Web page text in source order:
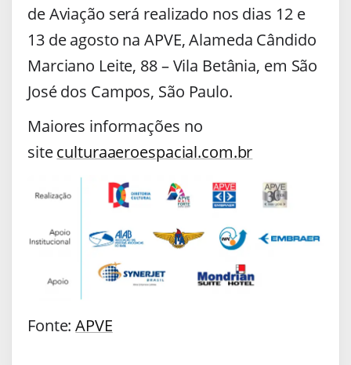
de Aviação será realizado nos dias 12 e
13 de agosto na APVE, Alameda Cândido
Marciano Leite, 88 – Vila Betânia, em São
José dos Campos, São Paulo.
Maiores informações no
siteculturaaeroespacial.com.br
Fonte:APVE